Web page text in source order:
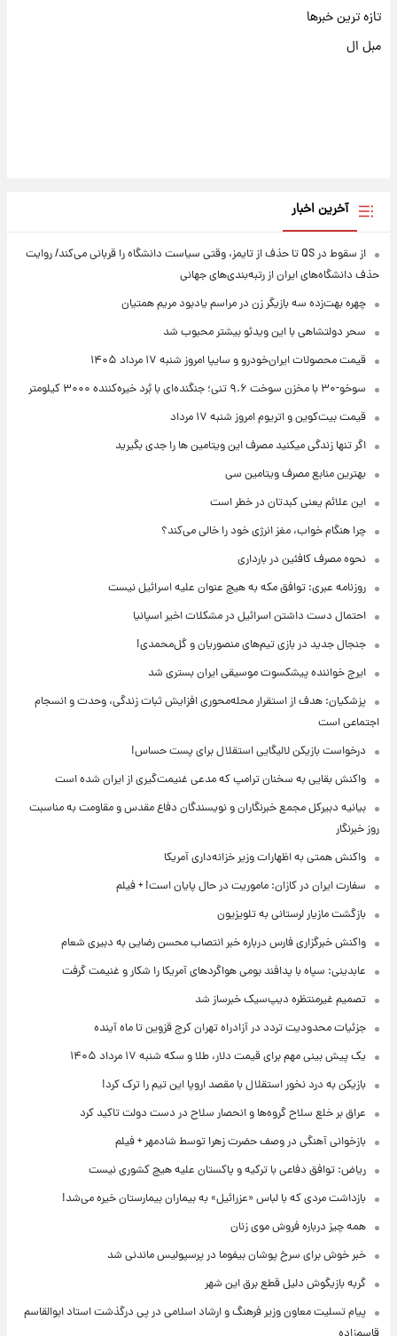
تازه ترین خبرها
مبل ال
آخرین اخبار
از سقوط در QS تا حذف از تایمز، وقتی سیاست دانشگاه را قربانی می‌کند/ روایت
حذف دانشگاه‌های ایران از رتبه‌بندی‌های جهانی
چهره بهت‌زده سه بازیگر زن در مراسم یادبود مریم همتیان
سحر دولتشاهی با این ویدئو بیشتر محبوب شد
قیمت محصولات ایران‌خودرو و سایپا امروز شنبه ۱۷ مرداد ۱۴۰۵
سوخو-۳۰ با مخزن سوخت ۹.۶ تنی؛ جنگنده‌ای با بُرد خیره‌کننده ۳۰۰۰ کیلومتر
قیمت بیت‌کوین و اتریوم امروز شنبه ۱۷ مرداد
اگر تنها زندگی میکنید مصرف این ویتامین ها را جدی بگیرید
بهترین منابع مصرف ویتامین سی
این علائم یعنی کبدتان در خطر است
چرا هنگام خواب، مغز انرژی خود را خالی می‌کند؟
نحوه مصرف کافئین در بارداری
روزنامه عبری: توافق مکه به هیچ عنوان علیه اسرائیل نیست
احتمال دست داشتن اسرائیل در مشکلات اخیر اسپانیا
جنجال جدید در بازی تیم‌های منصوریان و گل‌محمدی!
ایرج خواننده پیشکسوت موسیقی ایران بستری شد
پزشکیان: هدف از استقرار محله‌محوری افزایش ثبات زندگی، وحدت و انسجام
اجتماعی است
درخواست بازیکن لالیگایی استقلال برای پست حساس!
واکنش بقایی به سخنان ترامپ که مدعی غنیمت‌گیری از ایران شده است
بیانیه دبیرکل مجمع خبرنگاران و نویسندگان دفاع مقدس و مقاومت به مناسبت
روز خبرنگار
واکنش همتی به اظهارات وزیر خزانه‌داری آمریکا
سفارت ایران در کازان: ماموریت در حال پایان است! + فیلم
بازگشت مازیار لرستانی به تلویزیون
واکنش خبرگزاری فارس درباره خبر انتصاب محسن رضایی به دبیری شعام
عابدینی: سپاه با پدافند بومی هواگردهای آمریکا را شکار و غنیمت گرفت
تصمیم غیرمنتظره دیپ‌سیک خبرساز شد
جزئیات محدودیت تردد در آزادراه تهران کرج قزوین تا ماه آینده
یک پیش ‌بینی مهم برای قیمت دلار، طلا و سکه شنبه ۱۷ مرداد ۱۴۰۵
بازیکن به درد نخور استقلال با مقصد اروپا این تیم را ترک کرد!
عراق بر خلع سلاح گروه‌ها و انحصار سلاح در دست دولت تاکید کرد
بازخوانی آهنگی در وصف حضرت زهرا توسط شادمهر + فیلم
ریاض: توافق دفاعی با ترکیه و پاکستان علیه هیچ کشوری نیست
بازداشت مردی که با لباس «عزرائیل» به بیماران بیمارستان خیره می‌شد!
همه چیز درباره فروش موی زنان
خبر خوش برای سرخ پوشان بیفوما در پرسپولیس ماندنی شد
گربه بازیگوش دلیل قطع برق این شهر
پیام تسلیت معاون وزیر فرهنگ و ارشاد اسلامی در پی درگذشت استاد ابوالقاسم